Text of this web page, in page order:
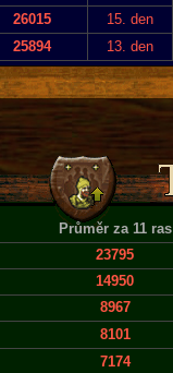
26015 15. den
25894 13. den
Průměr za 11 ras
23795
14950
8967
8101
7174